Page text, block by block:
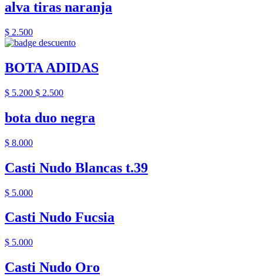
alva tiras naranja
$ 2.500
BOTA ADIDAS
$ 5.200 $ 2.500
bota duo negra
$ 8.000
Casti Nudo Blancas t.39
$ 5.000
Casti Nudo Fucsia
$ 5.000
Casti Nudo Oro